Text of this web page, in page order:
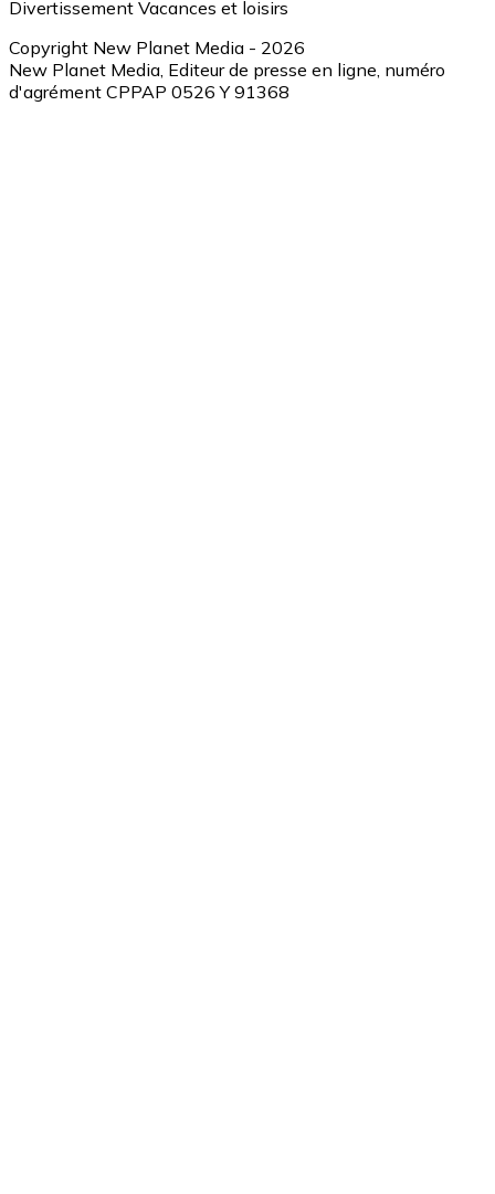
Divertissement Vacances et loisirs
Copyright New Planet Media - 2026
New Planet Media, Editeur de presse en ligne, numéro
d'agrément CPPAP 0526 Y 91368